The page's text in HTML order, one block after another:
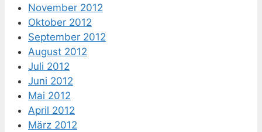
November 2012
Oktober 2012
September 2012
August 2012
Juli 2012
Juni 2012
Mai 2012
April 2012
März 2012